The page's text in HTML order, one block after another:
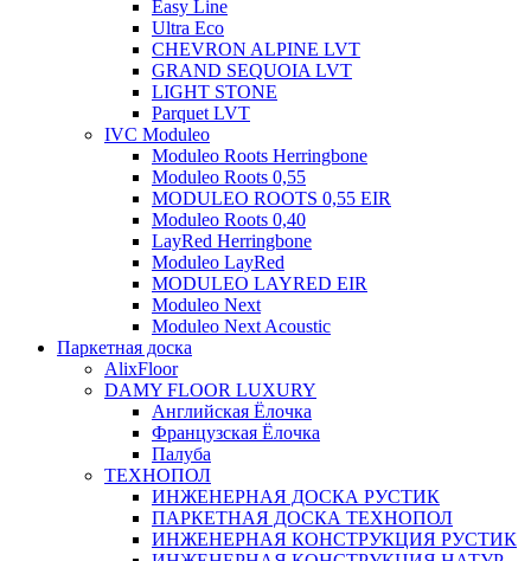
Easy Line
Ultra Eco
CHEVRON ALPINE LVT
GRAND SEQUOIA LVT
LIGHT STONE
Parquet LVT
IVC Moduleo
Moduleo Roots Herringbone
Moduleo Roots 0,55
MODULEO ROOTS 0,55 EIR
Moduleo Roots 0,40
LayRed Herringbone
Moduleo LayRed
MODULEO LAYRED EIR
Moduleo Next
Moduleo Next Acoustic
Паркетная доска
AlixFloor
DAMY FLOOR LUXURY
Английская Ёлочка
Французская Ёлочка
Палуба
ТЕХНОПОЛ
ИНЖЕНЕРНАЯ ДОСКА РУСТИК
ПАРКЕТНАЯ ДОСКА ТЕХНОПОЛ
ИНЖЕНЕРНАЯ КОНСТРУКЦИЯ РУСТИК